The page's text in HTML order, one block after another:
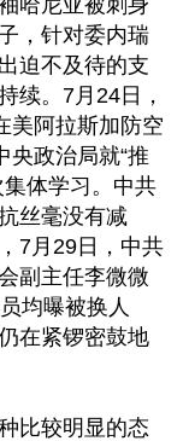
，针对委内瑞
迫不及待的支
续。7月24日，
美阿拉斯加防空
央政治局就“推
体学习。中共
丝毫没有减
7月29日，中共
副主任李微微
均曝被换人
在紧锣密鼓地
比较明显的态